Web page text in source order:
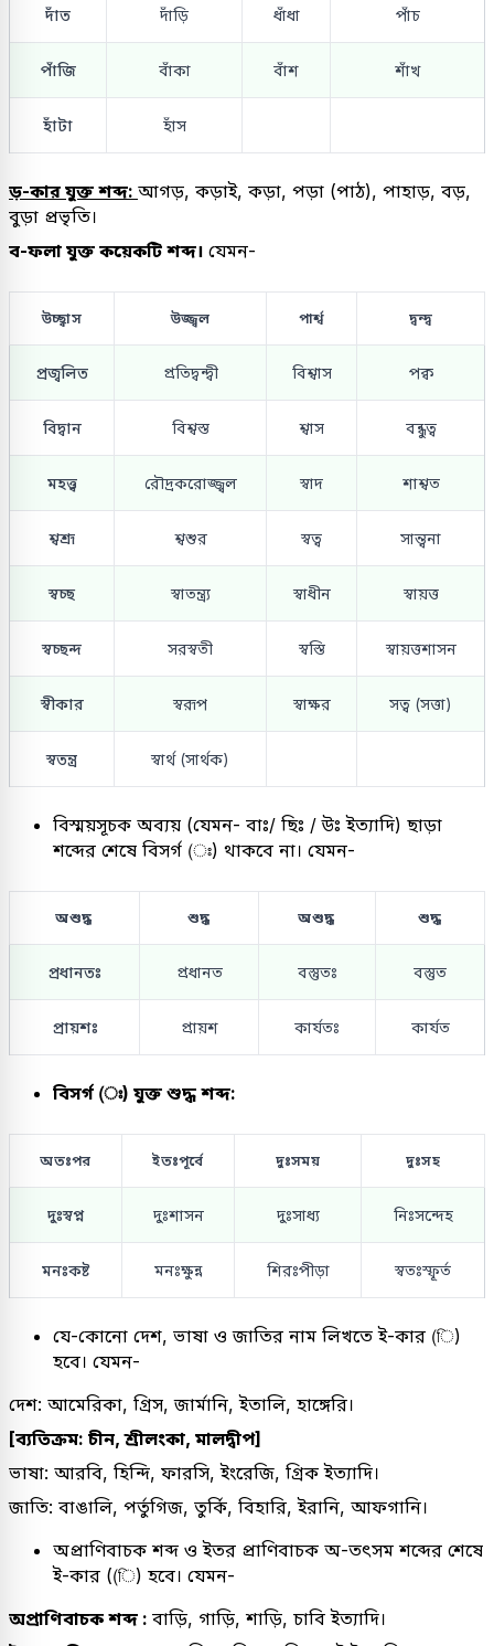
দাঁত দাঁড়ি ধাঁধা পাঁচ
পাঁজি বাঁকা বাঁশ শাঁখ
হাঁটা হাঁস
ড়-কার যুক্ত শব্দ: আগড়, কড়াই, কড়া, পড়া (পাঠ), পাহাড়, বড়,
বুড়া প্রভৃতি।
ব-ফলা যুক্ত কয়েকটি শব্দ। যেমন-
উচ্ছ্বাস উজ্জ্বল পার্শ্ব দ্বন্দ্ব
প্রজ্বলিত প্রতিদ্বন্দ্বী বিশ্বাস পক্ব
বিদ্বান বিশ্বস্ত শ্বাস বন্ধুত্ব
মহত্ত্ব রৌদ্রকরোজ্জ্বল স্বাদ শাশ্বত
শ্বশ্রূ শ্বশুর স্বত্ব সান্ত্বনা
স্বচ্ছ স্বাতন্ত্র্য স্বাধীন স্বায়ত্ত
স্বচ্ছন্দ সরস্বতী স্বস্তি স্বায়ত্তশাসন
স্বীকার স্বরূপ স্বাক্ষর সত্ব (সত্তা)
স্বতন্ত্র স্বার্থ (সার্থক)
বিস্ময়সূচক অব্যয় (যেমন- বাঃ/ ছিঃ / উঃ ইত্যাদি) ছাড়া
শব্দের শেষে বিসর্গ (ঃ) থাকবে না। যেমন-
অশুদ্ধ শুদ্ধ অশুদ্ধ শুদ্ধ
প্রধানতঃ প্রধানত বস্তুতঃ বস্তুত
প্রায়শঃ প্রায়শ কার্যতঃ কার্যত
বিসর্গ (ঃ) যুক্ত শুদ্ধ শব্দ:
অতঃপর ইতঃপূর্বে দুঃসময় দুঃসহ
দুঃস্বপ্ন দুঃশাসন দুঃসাধ্য নিঃসন্দেহ
মনঃকষ্ট মনঃক্ষুন্ন শিরঃপীড়া স্বতঃস্ফূর্ত
যে-কোনো দেশ, ভাষা ও জাতির নাম লিখতে ই-কার (ি)
হবে। যেমন-
দেশ: আমেরিকা, গ্রিস, জার্মানি, ইতালি, হাঙ্গেরি।
[ব্যতিক্রম: চীন, শ্রীলংকা, মালদ্বীপ]
ভাষা: আরবি, হিন্দি, ফারসি, ইংরেজি, গ্রিক ইত্যাদি।
জাতি: বাঙালি, পর্তুগিজ, তুর্কি, বিহারি, ইরানি, আফগানি।
অপ্রাণিবাচক শব্দ ও ইতর প্রাণিবাচক অ-তৎসম শব্দের শেষে
ই-কার ((ি) হবে। যেমন-
অপ্রাণিবাচক শব্দ : বাড়ি, গাড়ি, শাড়ি, চাবি ইত্যাদি।